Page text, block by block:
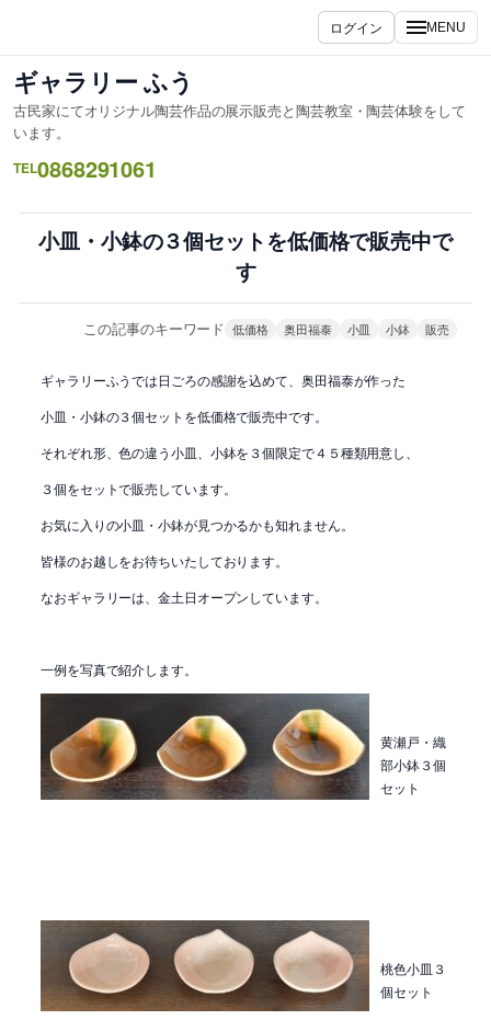
ス
キ
ッ
プ
ログイン MENU
ギャラリー ふう
古民家にてオリジナル陶芸作品の展示販売と陶芸教室・陶芸体験をして
います。
TEL0868291061
小皿・小鉢の３個セットを低価格で販売中で
す
この記事のキーワード 低価格 奥田福泰 小皿 小鉢 販売
ギャラリーふうでは日ごろの感謝を込めて、奥田福泰が作った
小皿・小鉢の３個セットを低価格で販売中です。
それぞれ形、色の違う小皿、小鉢を３個限定で４５種類用意し、
３個をセットで販売しています。
お気に入りの小皿・小鉢が見つかるかも知れません。
皆様のお越しをお待ちいたしております。
なおギャラリーは、金土日オープンしています。
一例を写真で紹介します。
黄瀬戸・織
部小鉢３個
セット
桃色小皿３
個セット